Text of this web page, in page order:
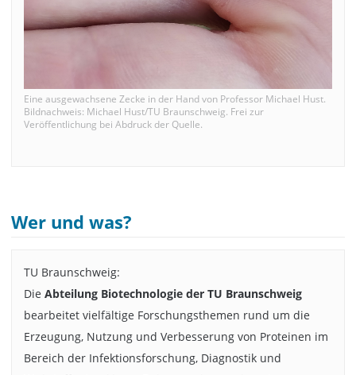
Eine ausgewachsene Zecke in der Hand von Professor Michael Hust.
Bildnachweis: Michael Hust/TU Braunschweig. Frei zur
Veröffentlichung bei Abdruck der Quelle.
Wer und was?
TU Braunschweig:
Die Abteilung Biotechnologie der TU Braunschweig
bearbeitet vielfältige Forschungsthemen rund um die
Erzeugung, Nutzung und Verbesserung von Proteinen im
Bereich der Infektionsforschung, Diagnostik und